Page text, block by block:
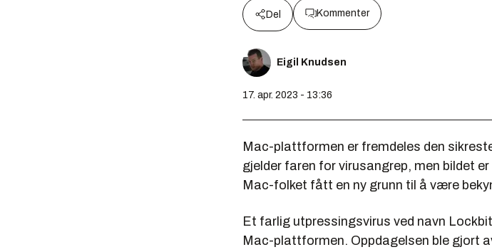
Del Kommenter
Eigil Knudsen
17. apr. 2023 - 13:36
Mac-plattformen er fremdeles den
gjelder faren for virusangrep, men bildet
Mac-folket fått en ny grunn til å være
Et farlig utpressingsvirus ved navn
Mac-plattformen. Oppdagelsen ble gjort